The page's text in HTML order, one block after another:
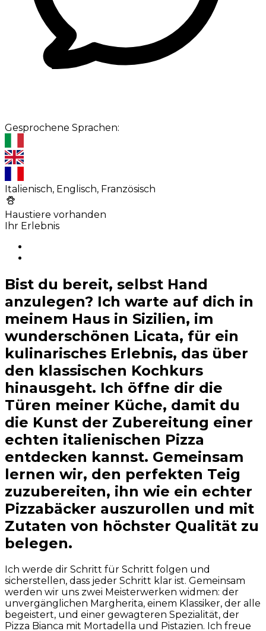
Gesprochene Sprachen:
Italienisch, Englisch, Französisch
Haustiere vorhanden
Ihr Erlebnis
Bist du bereit, selbst Hand
anzulegen? Ich warte auf dich in
meinem Haus in Sizilien, im
wunderschönen Licata, für ein
kulinarisches Erlebnis, das über
den klassischen Kochkurs
hinausgeht. Ich öffne dir die
Türen meiner Küche, damit du
die Kunst der Zubereitung einer
echten italienischen Pizza
entdecken kannst. Gemeinsam
lernen wir, den perfekten Teig
zuzubereiten, ihn wie ein echter
Pizzabäcker auszurollen und mit
Zutaten von höchster Qualität zu
belegen.
Ich werde dir Schritt für Schritt folgen und
sicherstellen, dass jeder Schritt klar ist. Gemeinsam
werden wir uns zwei Meisterwerken widmen: der
unvergänglichen Margherita, einem Klassiker, der alle
begeistert, und einer gewagteren Spezialität, der
Pizza Bianca mit Mortadella und Pistazien. Ich freue